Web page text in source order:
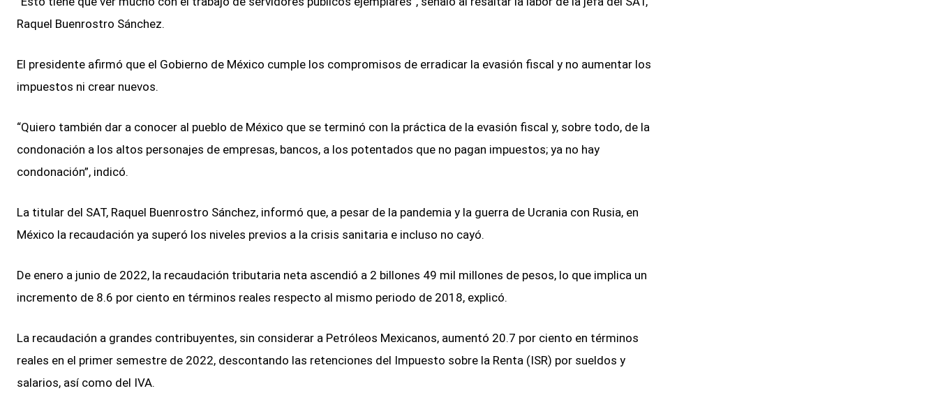
Raquel Buenrostro Sánchez.
El presidente afirmó que el Gobierno de México cumple los compromisos de erradicar la evasión fiscal y no aumentar los
impuestos ni crear nuevos.
“Quiero también dar a conocer al pueblo de México que se terminó con la práctica de la evasión fiscal y, sobre todo, de la
condonación a los altos personajes de empresas, bancos, a los potentados que no pagan impuestos; ya no hay
condonación”, indicó.
La titular del SAT, Raquel Buenrostro Sánchez, informó que, a pesar de la pandemia y la guerra de Ucrania con Rusia, en
México la recaudación ya superó los niveles previos a la crisis sanitaria e incluso no cayó.
De enero a junio de 2022, la recaudación tributaria neta ascendió a 2 billones 49 mil millones de pesos, lo que implica un
incremento de 8.6 por ciento en términos reales respecto al mismo periodo de 2018, explicó.
La recaudación a grandes contribuyentes, sin considerar a Petróleos Mexicanos, aumentó 20.7 por ciento en términos
reales en el primer semestre de 2022, descontando las retenciones del Impuesto sobre la Renta (ISR) por sueldos y
salarios, así como del IVA.